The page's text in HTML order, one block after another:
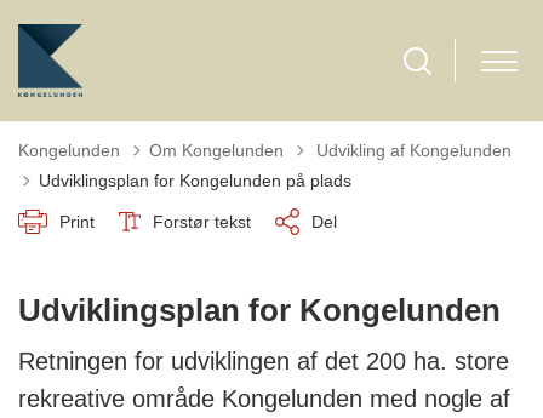
Kongelunden Om Kongelunden Tilbage til
Udvikling af Kongelunden
Udviklingsplan for Kongelunden på plads
Print Forstør tekst Del
Udviklingsplan for Kongelunden
Retningen for udviklingen af det 200 ha. store
rekreative område Kongelunden med nogle af